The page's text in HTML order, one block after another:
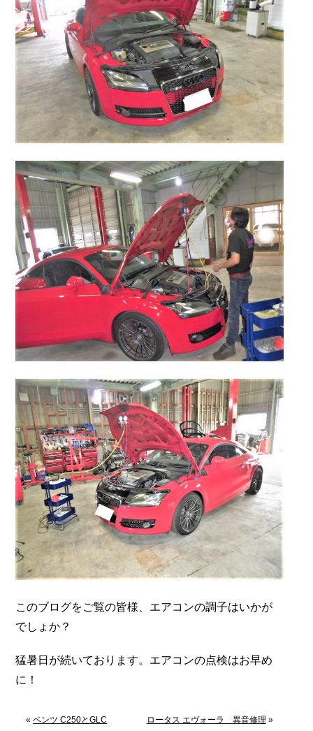
このブログをご覧の皆様、エアコンの調子はいかが
でしょか？
猛暑日が続いております。エアコンの点検はお早め
に！
«ベンツ C250とGLC ロータス エヴォーラ 異音修理 »